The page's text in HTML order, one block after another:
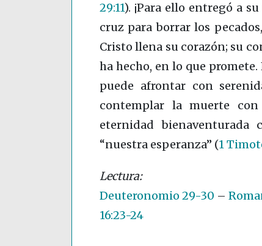
29:11). ¡Para ello entregó a
cruz para borrar los
Cristo llena su corazón; su
ha hecho, en lo que
puede afrontar con
contemplar la muerte
eternidad bienaventurada
“nuestra esperanza” (1
Deuteronomio 29-30 –
16:23-24